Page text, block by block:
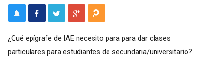
¿Qué epígrafe de IAE necesito para para dar clases
particulares para estudiantes de secundaria/universitario?